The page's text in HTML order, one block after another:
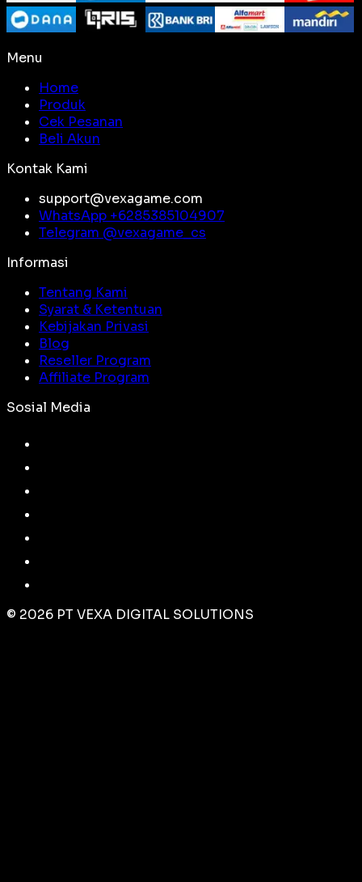
Menu
Home
Produk
Cek Pesanan
Beli Akun
Kontak Kami
support@vexagame.com
WhatsApp +6285385104907
Telegram @vexagame_cs
Informasi
Tentang Kami
Syarat & Ketentuan
Kebijakan Privasi
Blog
Reseller Program
Affiliate Program
Sosial Media
© 2026 PT VEXA DIGITAL SOLUTIONS